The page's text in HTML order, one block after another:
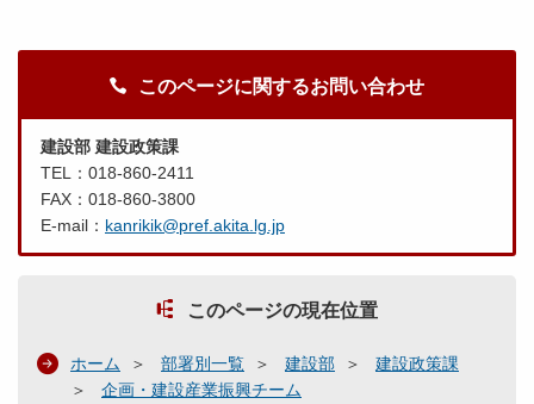
このページに関するお問い合わせ
建設部 建設政策課
TEL：018-860-2411
FAX：018-860-3800
E-mail： kanrikik@pref.akita.lg.jp
このページの現在位置
ホーム 部署別一覧 建設部
建設政策課
企画・建設産業振興チーム